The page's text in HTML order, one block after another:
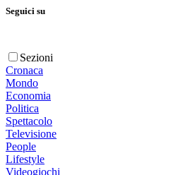
Seguici su
Sezioni
Cronaca
Mondo
Economia
Politica
Spettacolo
Televisione
People
Lifestyle
Videogiochi